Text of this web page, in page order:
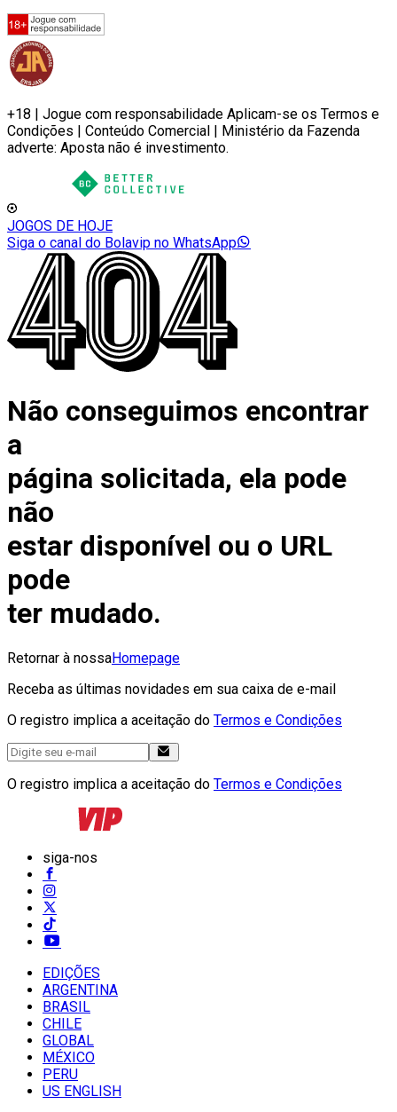
+18 | Jogue com responsabilidade Aplicam-se os Termos e
Condições | Conteúdo Comercial | Ministério da Fazenda
adverte: Aposta não é investimento.
JOGOS DE HOJE
Siga o canal do Bolavip no WhatsApp
Não conseguimos encontrar
a
página solicitada, ela pode
não
estar disponível ou o URL
pode
ter mudado.
Retornar à nossaHomepage
Receba as últimas novidades em sua caixa de e-mail
O registro implica a aceitação do Termos e Condições
O registro implica a aceitação do Termos e Condições
siga-nos
EDIÇÕES
ARGENTINA
BRASIL
CHILE
GLOBAL
MÉXICO
PERU
US ENGLISH